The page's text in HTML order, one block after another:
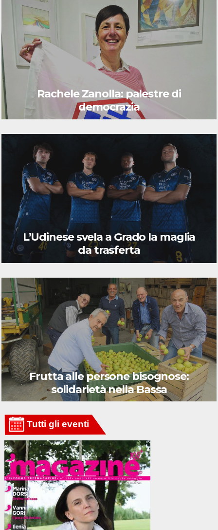
Rachele Zanolla: palestre di
democrazia
L’Udinese svela a Grado la maglia
da trasferta
Frutta alle persone bisognose:
solidarietà nella Bassa